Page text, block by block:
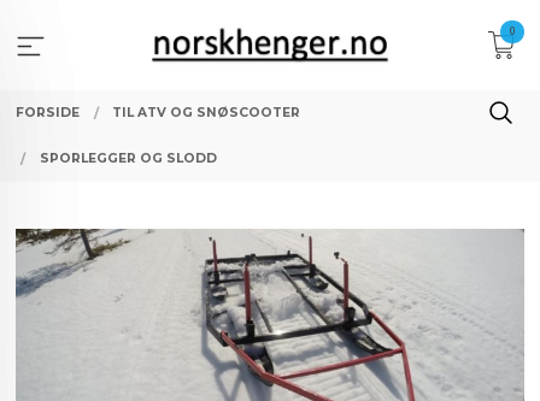
innholdet
0
FORSIDE TIL ATV OG SNØSCOOTER
SPORLEGGER OG SLODD